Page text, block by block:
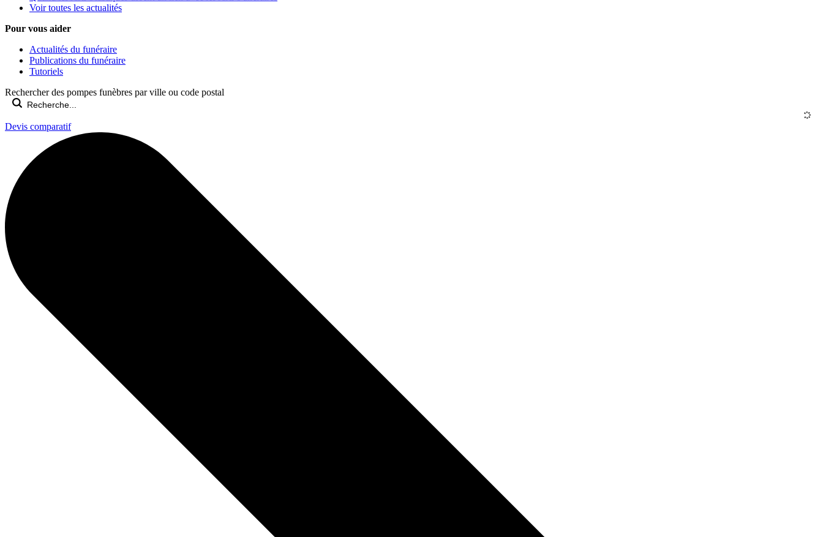
Voir toutes les actualités
Pour vous aider
Actualités du funéraire
Publications du funéraire
Tutoriels
Rechercher des pompes funèbres par ville ou code postal
Devis comparatif